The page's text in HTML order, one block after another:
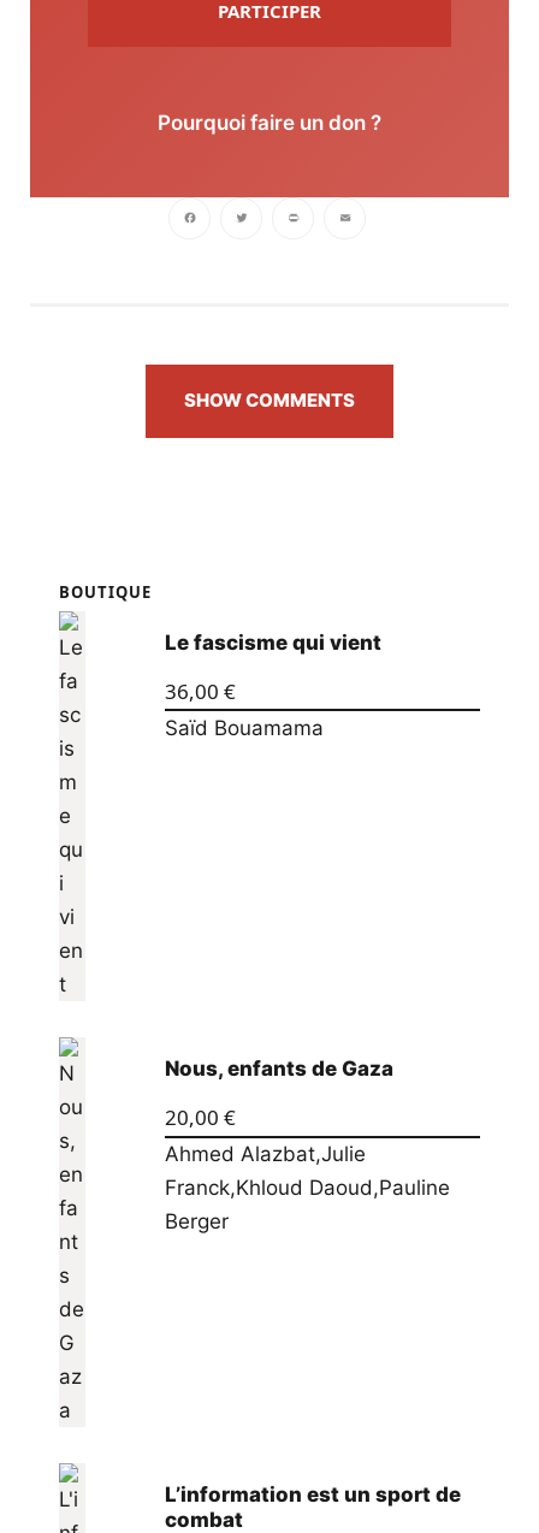
PARTICIPER
Pourquoi faire un don ?
SHOW COMMENTS
BOUTIQUE
Le fascisme qui vient
36,00 €
Saïd Bouamama
Nous, enfants de Gaza
20,00 €
Ahmed Alazbat,Julie
Franck,Khloud Daoud,Pauline
Berger
L’information est un sport de
combat